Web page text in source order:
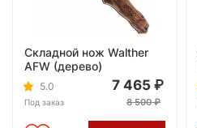
Складной нож Walther
AFW (дерево)
5.0
Под заказ
7 465
8 500